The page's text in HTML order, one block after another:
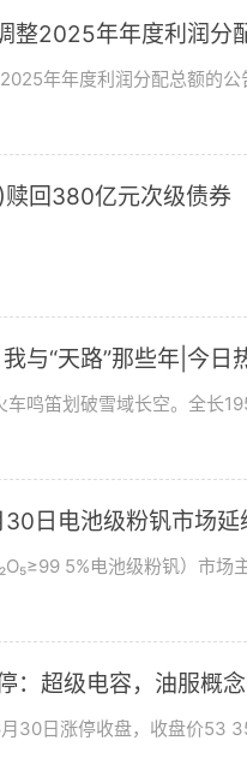
整2025年年度利润分
年年度利润分配总额的
回380亿元次级债券
与“天路”那些年|今日
鸣笛划破雪域长空。全长
日电池级粉钒市场延
5%电池级粉钒）市场
：超级电容，油服概
30日涨停收盘，收盘价53